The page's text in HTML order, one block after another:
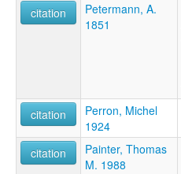
citation
Petermann, A.
1851
citation
Perron, Michel
1924
citation
Painter, Thomas
M. 1988